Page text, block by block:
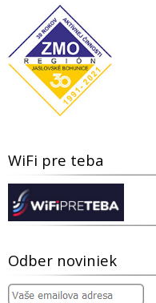
WiFi pre teba
Odber noviniek